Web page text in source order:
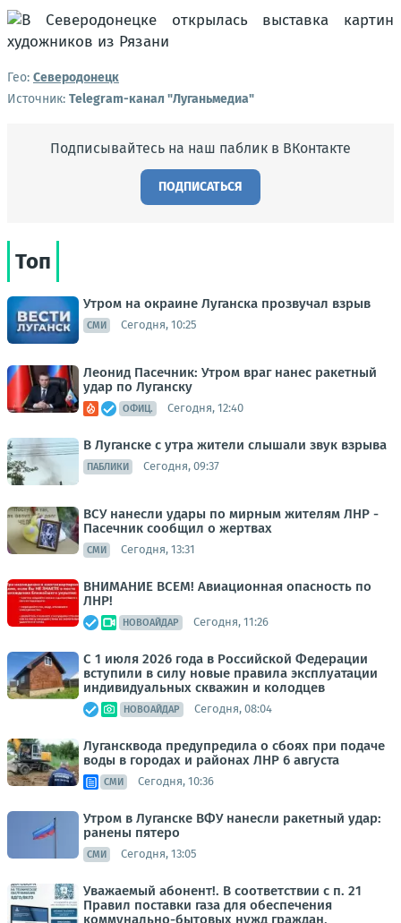
Гео: Северодонецк
Источник: Telegram-канал "Луганьмедиа"
Подписывайтесь на наш паблик в ВКонтакте
ПОДПИСАТЬСЯ
Топ
Утром на окраине Луганска прозвучал взрыв
СМИ Сегодня, 10:25
Леонид Пасечник: Утром враг нанес ракетный
удар по Луганску
ОФИЦ. Сегодня, 12:40
В Луганске с утра жители слышали звук взрыва
ПАБЛИКИ Сегодня, 09:37
ВСУ нанесли удары по мирным жителям ЛНР -
Пасечник сообщил о жертвах
СМИ Сегодня, 13:31
ВНИМАНИЕ ВСЕМ! Авиационная опасность по
ЛНР!
НОВОАЙДАР Сегодня, 11:26
С 1 июля 2026 года в Российской Федерации
вступили в силу новые правила эксплуатации
индивидуальных скважин и колодцев
НОВОАЙДАР Сегодня, 08:04
Лугансквода предупредила о сбоях при подаче
воды в городах и районах ЛНР 6 августа
СМИ Сегодня, 10:36
Утром в Луганске ВФУ нанесли ракетный удар:
ранены пятеро
СМИ Сегодня, 13:05
Уважаемый абонент!. В соответствии с п. 21
Правил поставки газа для обеспечения
коммунально-бытовых нужд граждан,